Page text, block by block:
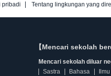
pribadi Tentang lingkungan yang
【Mencari sekolah
Mencari sekolah diluar
Sastra
Bahasa